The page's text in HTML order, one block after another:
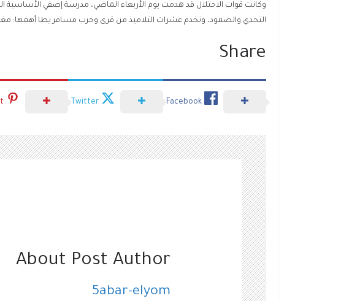
وكانت قوات الاحتلال قد هدمت يوم الأربعاء الماضي، مدرسة إصفي الأساسية
التحدي والصمود، وتخدم عشرات التلاميذ من قرى وخرب مسافر يطا أهمها:
Share
Facebook
Twitter
About Post Author
5abar-elyom